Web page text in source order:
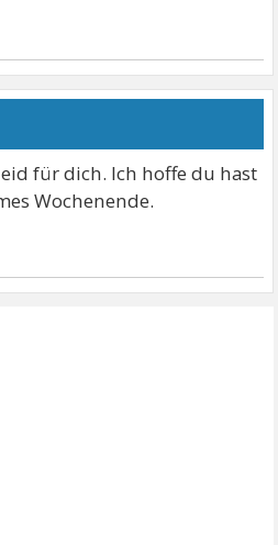
für dich. Ich hoffe du hast
Wochenende.